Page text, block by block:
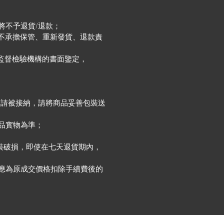
不予退貨/退款；
承擔保管、重新發貨、退款責
檢驗機構的書面鑒定，
被接納，請將商品妥善包裝送
實物為準；
損，即使在七天退貨期內，
為原成交價格扣除手續費後的